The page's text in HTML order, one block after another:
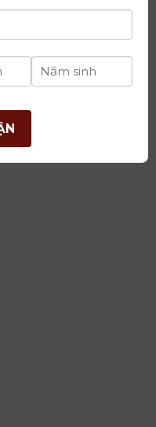
Đầu tư và phát triển